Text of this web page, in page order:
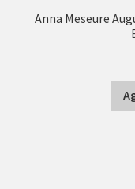
Anna Meseure